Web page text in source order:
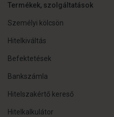
Termékek, szolgáltatások
Személyi kölcsön
Hitelkiváltás
Befektetések
Bankszámla
Hitelszakértő kereső
Hitelkalkulátor